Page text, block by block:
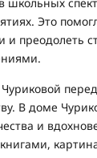
Это
и преодолеть
В доме
и